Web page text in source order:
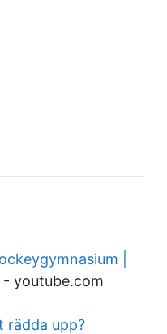
|
- youtube.com
rädda upp?